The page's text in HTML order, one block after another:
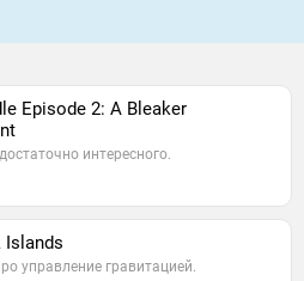
Episode 2: A Bleaker
интересного.
Islands
управление гравитацией.